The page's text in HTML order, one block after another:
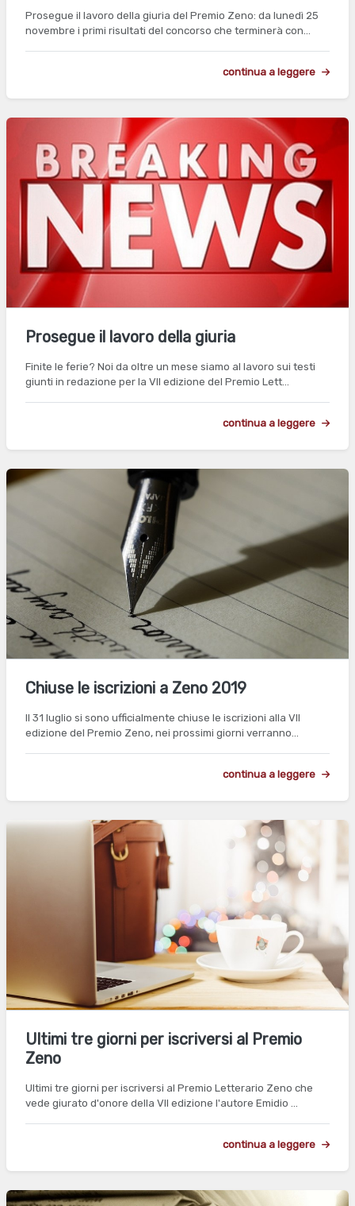
Prosegue il lavoro della giuria del Premio Zeno: da lunedì 25
novembre i primi risultati del concorso che terminerà con…
continua a leggere
Prosegue il lavoro della giuria
Finite le ferie? Noi da oltre un mese siamo al lavoro sui testi
giunti in redazione per la VII edizione del Premio Lett…
continua a leggere
Chiuse le iscrizioni a Zeno 2019
Il 31 luglio si sono ufficialmente chiuse le iscrizioni alla VII
edizione del Premio Zeno, nei prossimi giorni verranno…
continua a leggere
Ultimi tre giorni per iscriversi al Premio
Zeno
Ultimi tre giorni per iscriversi al Premio Letterario Zeno che
vede giurato d'onore della VII edizione l'autore Emidio …
continua a leggere